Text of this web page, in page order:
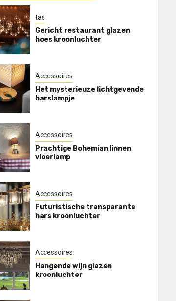
tas
Gericht restaurant glazen
hoes kroonluchter
Accessoires
Het mysterieuze lichtgevende
harslampje
Accessoires
Prachtige Bohemian linnen
vloerlamp
Accessoires
Futuristische transparante
hars kroonluchter
Accessoires
Hangende wijn glazen
kroonluchter